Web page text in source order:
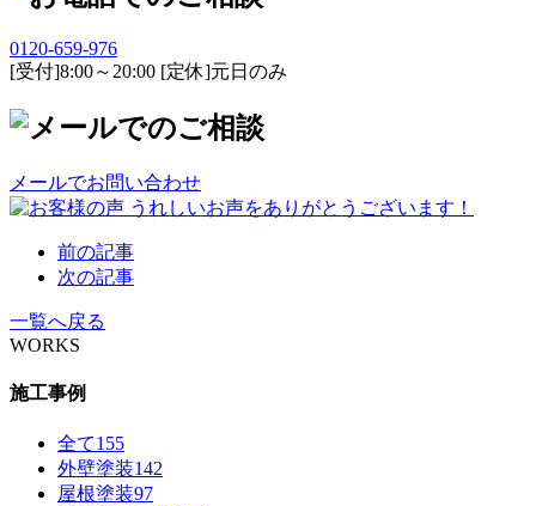
0120-659-976
[受付]8:00～20:00 [定休]元日のみ
メールでお問い合わせ
前の記事
次の記事
一覧へ戻る
WORKS
施工事例
全て155
外壁塗装142
屋根塗装97